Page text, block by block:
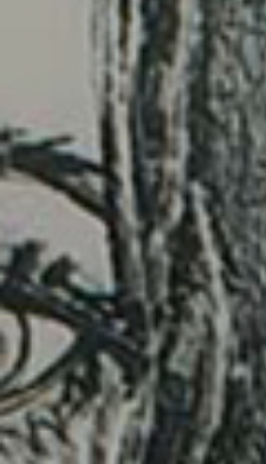
Anmeldung
Anfrageformular
Anmeldung
Anfrageformular